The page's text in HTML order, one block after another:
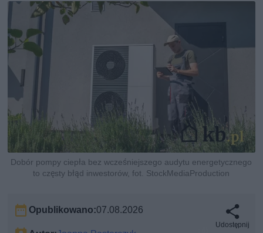
Dobór pompy ciepła bez wcześniejszego audytu energetycznego
to częsty błąd inwestorów, fot. StockMediaProduction
Opublikowano:07.08.2026
Udostępnij